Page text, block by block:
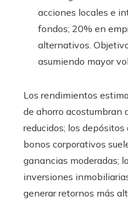
acciones locales e
fondos; 20% en
alternativos.
asumiendo mayor
Los rendimientos
de ahorro acostumbran
reducidos; los
bonos corporativos
ganancias moderadas;
inversiones
generar retornos más